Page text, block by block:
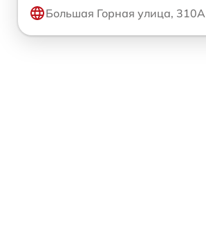
Большая Горная улица, 310А